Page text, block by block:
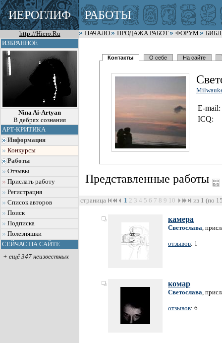
ИЕРОГЛИФ РАБОТЫ
http://Hiero.Ru НАЧАЛО ПРОДАЖА РАБОТ ФОРУМ
ИЗБРАННОЕ
Nina Ai-Artyan
В дебрях сознания
АРТ-КРИТИКА
Информация
Конкурсы
Работы
Отзывы
Прислать работу
Регистрация
Список авторов
Поиск
Подписка
Полезняшки
СЕЙЧАС НА САЙТЕ
+ ещё 347 неизвестных
Контакты О себе На сайте
E-mail:
ICQ:
Представленные работы
страница 1 2 3 4 5 6 7 8 9 10 из 1 (по
камера
Светослава,
отзывов: 1
комар
Светослава,
отзывов: 6